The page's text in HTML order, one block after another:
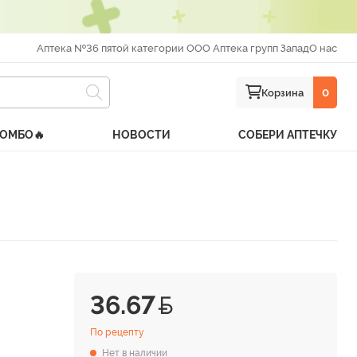
Аптека №36 пятой категории ООО Аптека групп ЗападО нас
Корзина 0
НОВОСТИ СОБЕРИ АПТЕЧКУ
36.67
По рецепту
Нет в наличии